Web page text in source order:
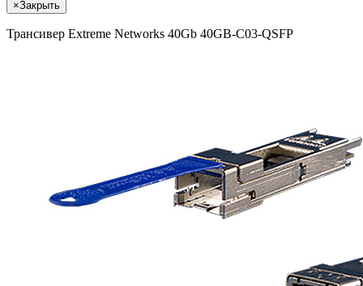
×Закрыть
Трансивер Extreme Networks 40Gb 40GB-C03-QSFP